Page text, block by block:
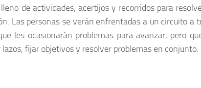
de actividades, acertijos y recorridos para
Las personas se verán enfrentadas a un circuito a
les ocasionarán problemas para avanzar, pero
fijar objetivos y resolver problemas en conjunto.